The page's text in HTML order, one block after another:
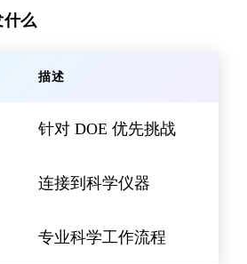
么
描述
针对 DOE 优先挑战
连接到科学仪器
专业科学工作流程